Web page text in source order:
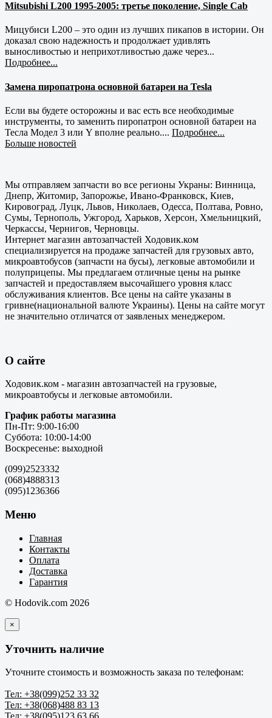
Mitsubishi L200 1995-2005: третье поколение, Single Cab
Мицубиси L200 – это один из лучших пикапов в истории. Он
доказал свою надежность и продолжает удивлять
выносливостью и неприхотливостью даже через...
Подробнее...
Замена пиропатрона основной батареи на Tesla
Если вы будете осторожны и вас есть все необходимые
инструменты, то заменить пиропатрон основной батареи на
Тесла Модел 3 или Y вполне реально.... Подробнее...
Больше новостей
Мы отправляем запчасти во все регионы Украны: Винница,
Днепр, Житомир, Запорожье, Ивано-Франковск, Киев,
Кировоград, Луцк, Львов, Николаев, Одесса, Полтава, Ровно,
Сумы, Тернополь, Ужгород, Харьков, Херсон, Хмельницкий,
Черкассы, Чернигов, Черновцы.
Интернет магазин автозапчастей Ходовик.ком
специализируется на продаже запчастей для грузовых авто,
микроавтобусов (запчасти на бусы), легковые автомобили и
полуприцепы. Мы предлагаем отличные цены на рынке
запчастей и предоставляем высочайшего уровня класс
обслуживания клиентов. Все цены на сайте указаны в
гривне(национальной валюте Украины). Цены на сайте могут
не значительно отличатся от заявленых менеджером.
О сайте
Ходовик.ком - магазин автозапчастей на грузовые,
микроавтобусы и легковые автомобили.
График работы магазина
Пн-Пт: 9:00-16:00
Суббота: 10:00-14:00
Воскресенье: выходной
(099)2523332
(068)4888313
(095)1236366
Меню
Главная
Контакты
Оплата
Доставка
Гарантия
© Hodovik.com 2026
×
Уточнить наличие
Уточните стоимость и возможность заказа по телефонам:
Тел: +38(099)252 33 32
Тел: +38(068)488 83 13